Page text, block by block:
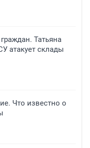
Татьяна
атакует склады
Что известно о